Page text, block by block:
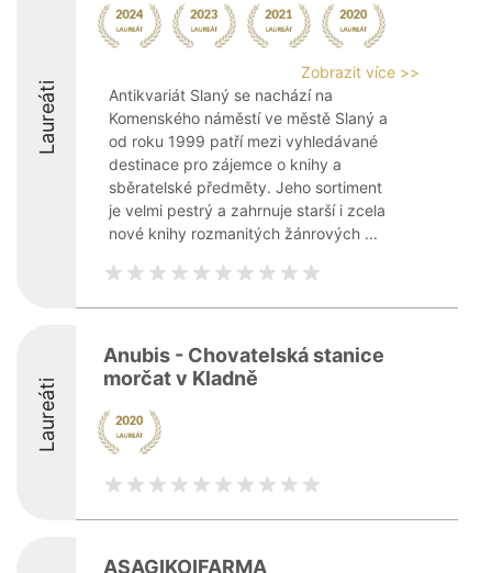
Laureáti
Zobrazit více >>
Antikvariát Slaný se nachází na
Komenského náměstí ve městě Slaný a
od roku 1999 patří mezi vyhledávané
destinace pro zájemce o knihy a
sběratelské předměty. Jeho sortiment
je velmi pestrý a zahrnuje starší i zcela
nové knihy rozmanitých žánrových ...
Laureáti
Anubis - Chovatelská stanice
morčat v Kladně
ASAGIKOIFARMA